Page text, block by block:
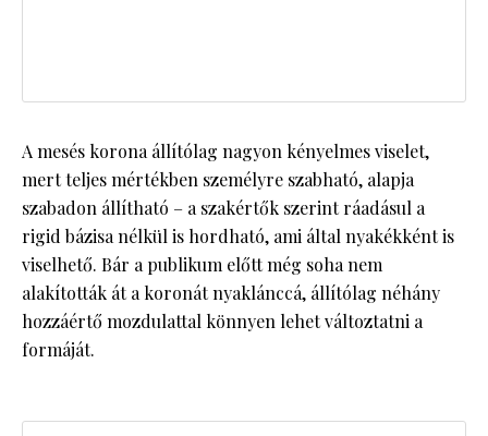
A mesés korona állítólag nagyon kényelmes viselet,
mert teljes mértékben személyre szabható, alapja
szabadon állítható – a szakértők szerint ráadásul a
rigid bázisa nélkül is hordható, ami által nyakékként is
viselhető. Bár a publikum előtt még soha nem
alakították át a koronát nyaklánccá, állítólag néhány
hozzáértő mozdulattal könnyen lehet változtatni a
formáját.